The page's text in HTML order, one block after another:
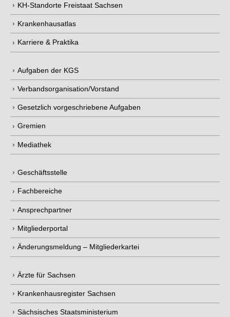
KH-Standorte Freistaat Sachsen
Krankenhausatlas
Karriere & Praktika
Aufgaben der KGS
Verbandsorganisation/Vorstand
Gesetzlich vorgeschriebene Aufgaben
Gremien
Mediathek
Geschäftsstelle
Fachbereiche
Ansprechpartner
Mitgliederportal
Änderungsmeldung – Mitgliederkartei
Ärzte für Sachsen
Krankenhausregister Sachsen
Sächsisches Staatsministerium